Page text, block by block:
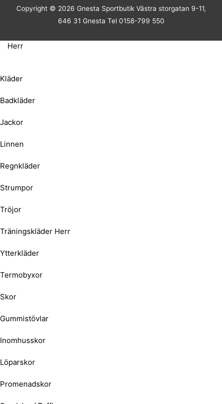
Copyright © 2026 Gnesta SportbutikVästra storgatan 9-11,
646 31 Gnesta Tel 0158-799 550
Herr
Kläder
Badkläder
Jackor
Linnen
Regnkläder
Strumpor
Tröjor
Träningskläder Herr
Ytterkläder
Termobyxor
Skor
Gummistövlar
Inomhusskor
Löparskor
Promenadskor